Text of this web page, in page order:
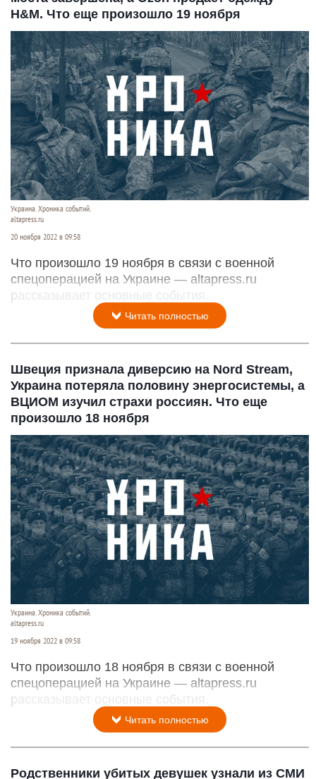
H&M. Что еще произошло 19 ноября
Украина. Хроника событий.
altapress.ru
20 ноября 2022 в 09:58
Что произошло 19 ноября в связи с военной
спецоперацией на Украине — altapress.ru
рассказывает основные события.
Читать полностью
Скрытая камера на
пляже Крыма: Что
люди вытворяют,
когда их не видят...
Ролик длится
несколько секунд, а
смеяться вы будете
долго
Швеция признала диверсию на Nord Stream,
Украина потеряла половину энергосистемы, а
ВЦИОМ изучил страхи россиян. Что еще
произошло 18 ноября